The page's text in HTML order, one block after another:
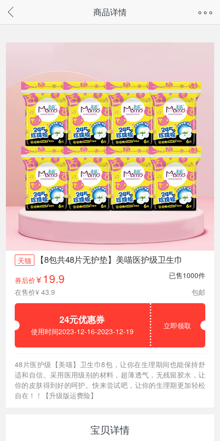
请通过微信或支付宝搜“奇兔客小程序”访问
商品详情
天猫 【8包共48片无护垫】美喵医护级卫生巾
券后价¥ 19.9
已售1000件
在售价¥ 43.9
包邮
24元优惠券
使用时间2023-12-16-2023-12-19
立即领取
48片医护级【美喵】卫生巾8包，让你在生理期间也能保持舒
适和自信。采用医用级别的材料，超薄透气，无残留胶水，让
你的皮肤得到好的呵护。快来尝试吧，让你的生理期更加轻松
自在！！【升级版运费险】
宝贝详情